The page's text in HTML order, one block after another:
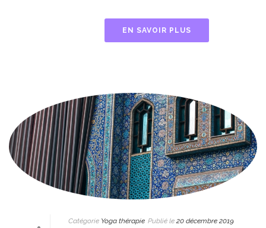
EN SAVOIR PLUS
Catégorie Yoga thérapie Publié le 20 décembre 2019